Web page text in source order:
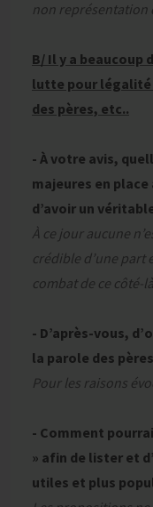
non représentation
B/ Il y a beaucoup
lutte pour légalité
des pères, etc..
- À votre avis,
majeures en
d’avoir un
À ce jour aucune
crédible d’une part
combat de ce côté-là
- D’après-vous,
la parole des
Pour les raisons
- Comment
» afin de lister et
utiles et plus